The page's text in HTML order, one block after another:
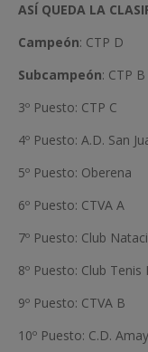
ASÍ QUEDA LA
Campeón: CTP D
Subcampeón: CTP B
3º Puesto: CTP C
4º Puesto: A.D. San
5º Puesto: Oberena
6º Puesto: CTVA A
7º Puesto: Club
8º Puesto: Club Tenis
9º Puesto: CTVA B
10º Puesto: C.D.